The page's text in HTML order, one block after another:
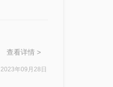
查看详情 >
2023年09月28日